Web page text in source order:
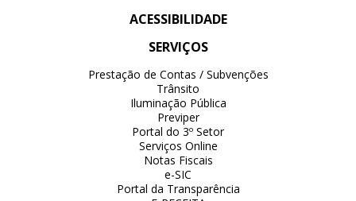
ACESSIBILIDADE
SERVIÇOS
Prestação de Contas / Subvenções
Trânsito
Iluminação Pública
Previper
Portal do 3º Setor
Serviços Online
Notas Fiscais
e-SIC
Portal da Transparência